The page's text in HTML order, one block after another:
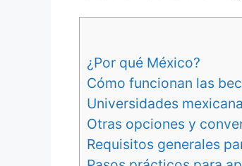
¿Por qué México?
Cómo funcionan las
Universidades
Otras opciones y
Requisitos generales